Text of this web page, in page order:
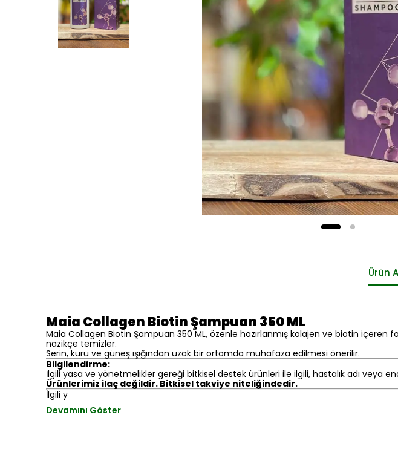
Ürün
Maia Collagen Biotin Şampuan 350 ML
Maia Collagen Biotin Şampuan 350 ML, özenle hazırlanmış kolajen ve biotin içeren
nazikçe temizler.
Serin, kuru ve güneş ışığından uzak bir ortamda muhafaza edilmesi önerilir.
Bilgilendirme:
İlgili yasa ve yönetmelikler gereği bitkisel destek ürünleri ile ilgili, hastalık adı veya
Ürünlerimiz ilaç değildir. Bitkisel takviye niteliğindedir.
İlgili y
Devamını Göster